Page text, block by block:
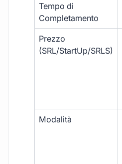
Tempo di
Completamento
Prezzo
(SRL/StartUp/SRLS)
Modalità